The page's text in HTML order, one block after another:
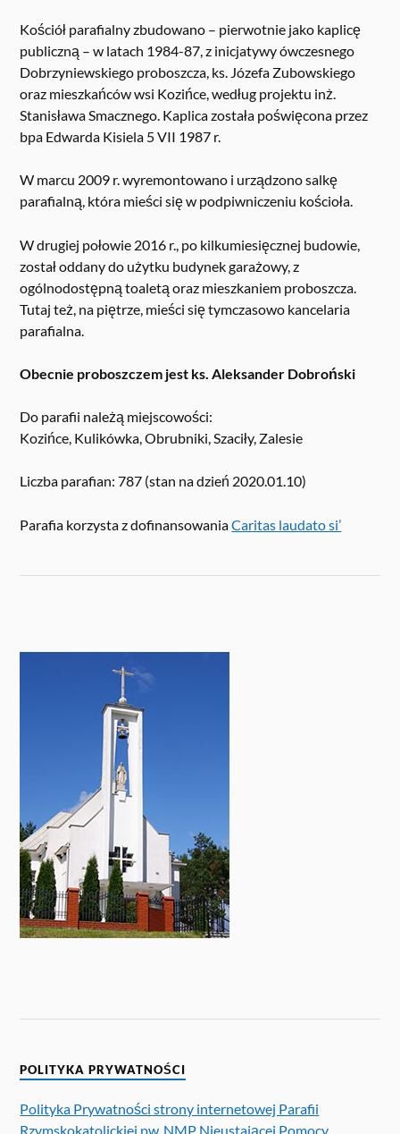
Kościół parafialny zbudowano – pierwotnie jako kaplicę
publiczną – w latach 1984-87, z inicjatywy ówczesnego
Dobrzyniewskiego proboszcza, ks. Józefa Zubowskiego
oraz mieszkańców wsi Kozińce, według projektu inż.
Stanisława Smacznego. Kaplica została poświęcona przez
bpa Edwarda Kisiela 5 VII 1987 r.
W marcu 2009 r. wyremontowano i urządzono salkę
parafialną, która mieści się w podpiwniczeniu kościoła.
W drugiej połowie 2016 r., po kilkumiesięcznej budowie,
został oddany do użytku budynek garażowy, z
ogólnodostępną toaletą oraz mieszkaniem proboszcza.
Tutaj też, na piętrze, mieści się tymczasowo kancelaria
parafialna.
Obecnie proboszczem jest ks. Aleksander Dobroński
Do parafii należą miejscowości:
Kozińce, Kulikówka, Obrubniki, Szaciły, Zalesie
Liczba parafian: 787 (stan na dzień 2020.01.10)
Parafia korzysta z dofinansowaniaCaritas laudato si’
POLITYKA PRYWATNOŚCI
Polityka Prywatności strony internetowej Parafii
Rzymskokatolickiej pw. NMP Nieustającej Pomocy